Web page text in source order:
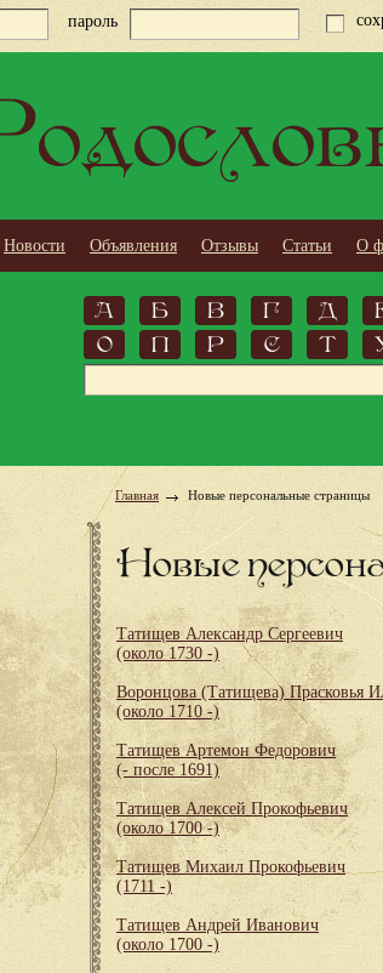
пароль
Новости Объявления Отзывы Статьи О
А Б В Г Д
О
П Р С Т
Главная Новые персональные страницы
Новые
Татищев Александр Сергеевич
(около 1730 -)
Воронцова (Татищева) Прасковья
(около 1710 -)
Татищев Артемон Федорович
(- после 1691)
Татищев Алексей Прокофьевич
(около 1700 -)
Татищев Михаил Прокофьевич
(1711 -)
Татищев Андрей Иванович
(около 1700 -)